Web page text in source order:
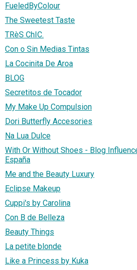
FueledByColour
The Sweetest Taste
TRèS ChIC.
Con o Sin Medias Tintas
La Cocinita De Aroa
BLOG
Secretitos de Tocador
My Make Up Compulsion
Dori Butterfly Accesories
Na Lua Dulce
With Or Without Shoes - Blog
España
Me and the Beauty Luxury
Eclipse Makeup
Cuppi's by Carolina
Con B de Belleza
Beauty Things
La petite blonde
Like a Princess by Kuka